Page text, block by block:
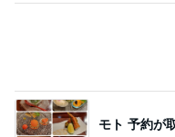
モト 予約が